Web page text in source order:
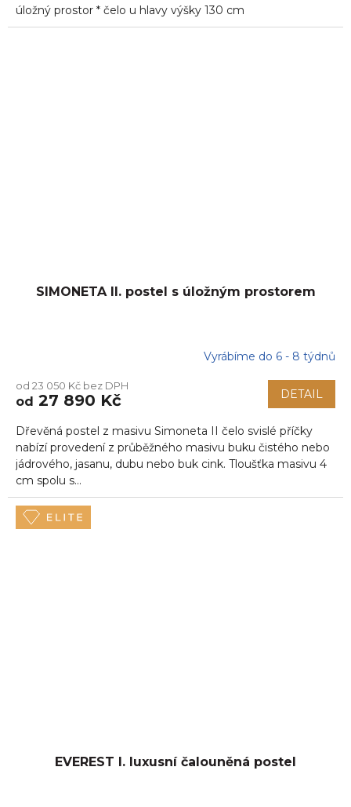
úložný prostor * čelo u hlavy výšky 130 cm
SIMONETA II. postel s úložným prostorem
Vyrábíme do 6 - 8 týdnů
od 23 050 Kč bez DPH
od 27 890 Kč DETAIL
Dřevěná postel z masivu Simoneta II čelo svislé příčky
nabízí provedení z průběžného masivu buku čistého nebo
jádrového, jasanu, dubu nebo buk cink. Tloušťka masivu 4
cm spolu s...
EVEREST I. luxusní čalouněná postel